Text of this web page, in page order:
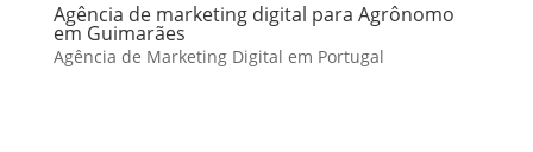
Agência de marketing digital para Agrônomo
em Guimarães
Agência de Marketing Digital em Portugal